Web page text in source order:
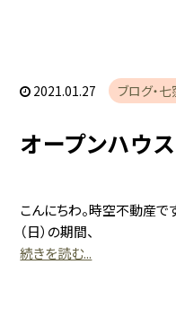
2021.01.27 ブログ 七
オープンハウ
こんにちわ。時空不動産で
（日）の期間、
続きを読む...